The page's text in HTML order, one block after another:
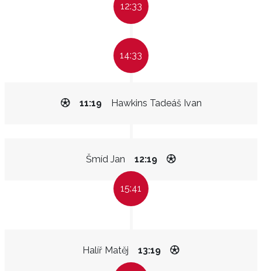
12:33
14:33
Hawkins Tadeáš Ivan
11:19
Šmíd Jan 12:19
15:41
Halíř Matěj 13:19